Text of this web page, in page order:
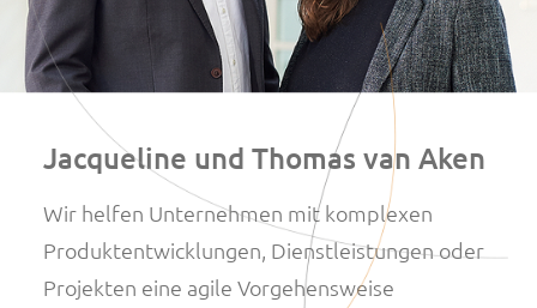
Jacqueline und Thomas van Aken
Wir helfen Unternehmen mit komplexen
Produktentwicklungen, Dienstleistungen oder
Projekten eine agile Vorgehensweise